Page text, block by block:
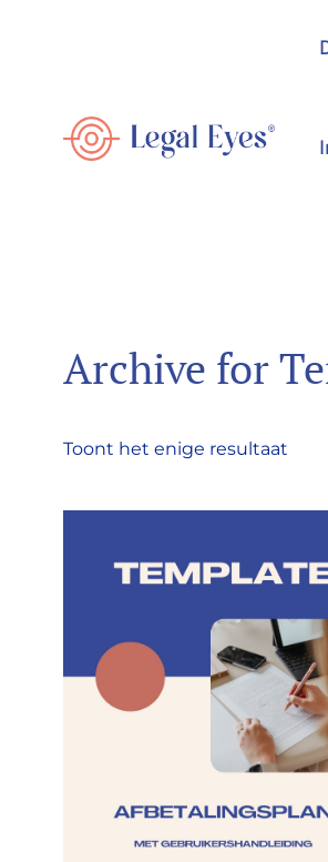
Archive for
Toont het enige resultaat